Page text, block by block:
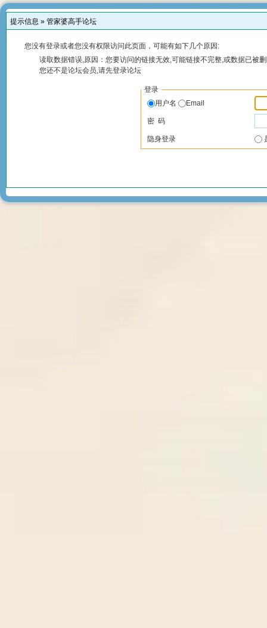
提示信息 » 管家婆高手论坛
您没有登录或者您没有权限访问此页面，可能有如下几个原因:
读取数据错误,原因：您要访问的链接无效,可能链接不完整,或数据已被
您还不是论坛会员,请先登录论坛
登录
用户名
Email
密 码
隐身登录